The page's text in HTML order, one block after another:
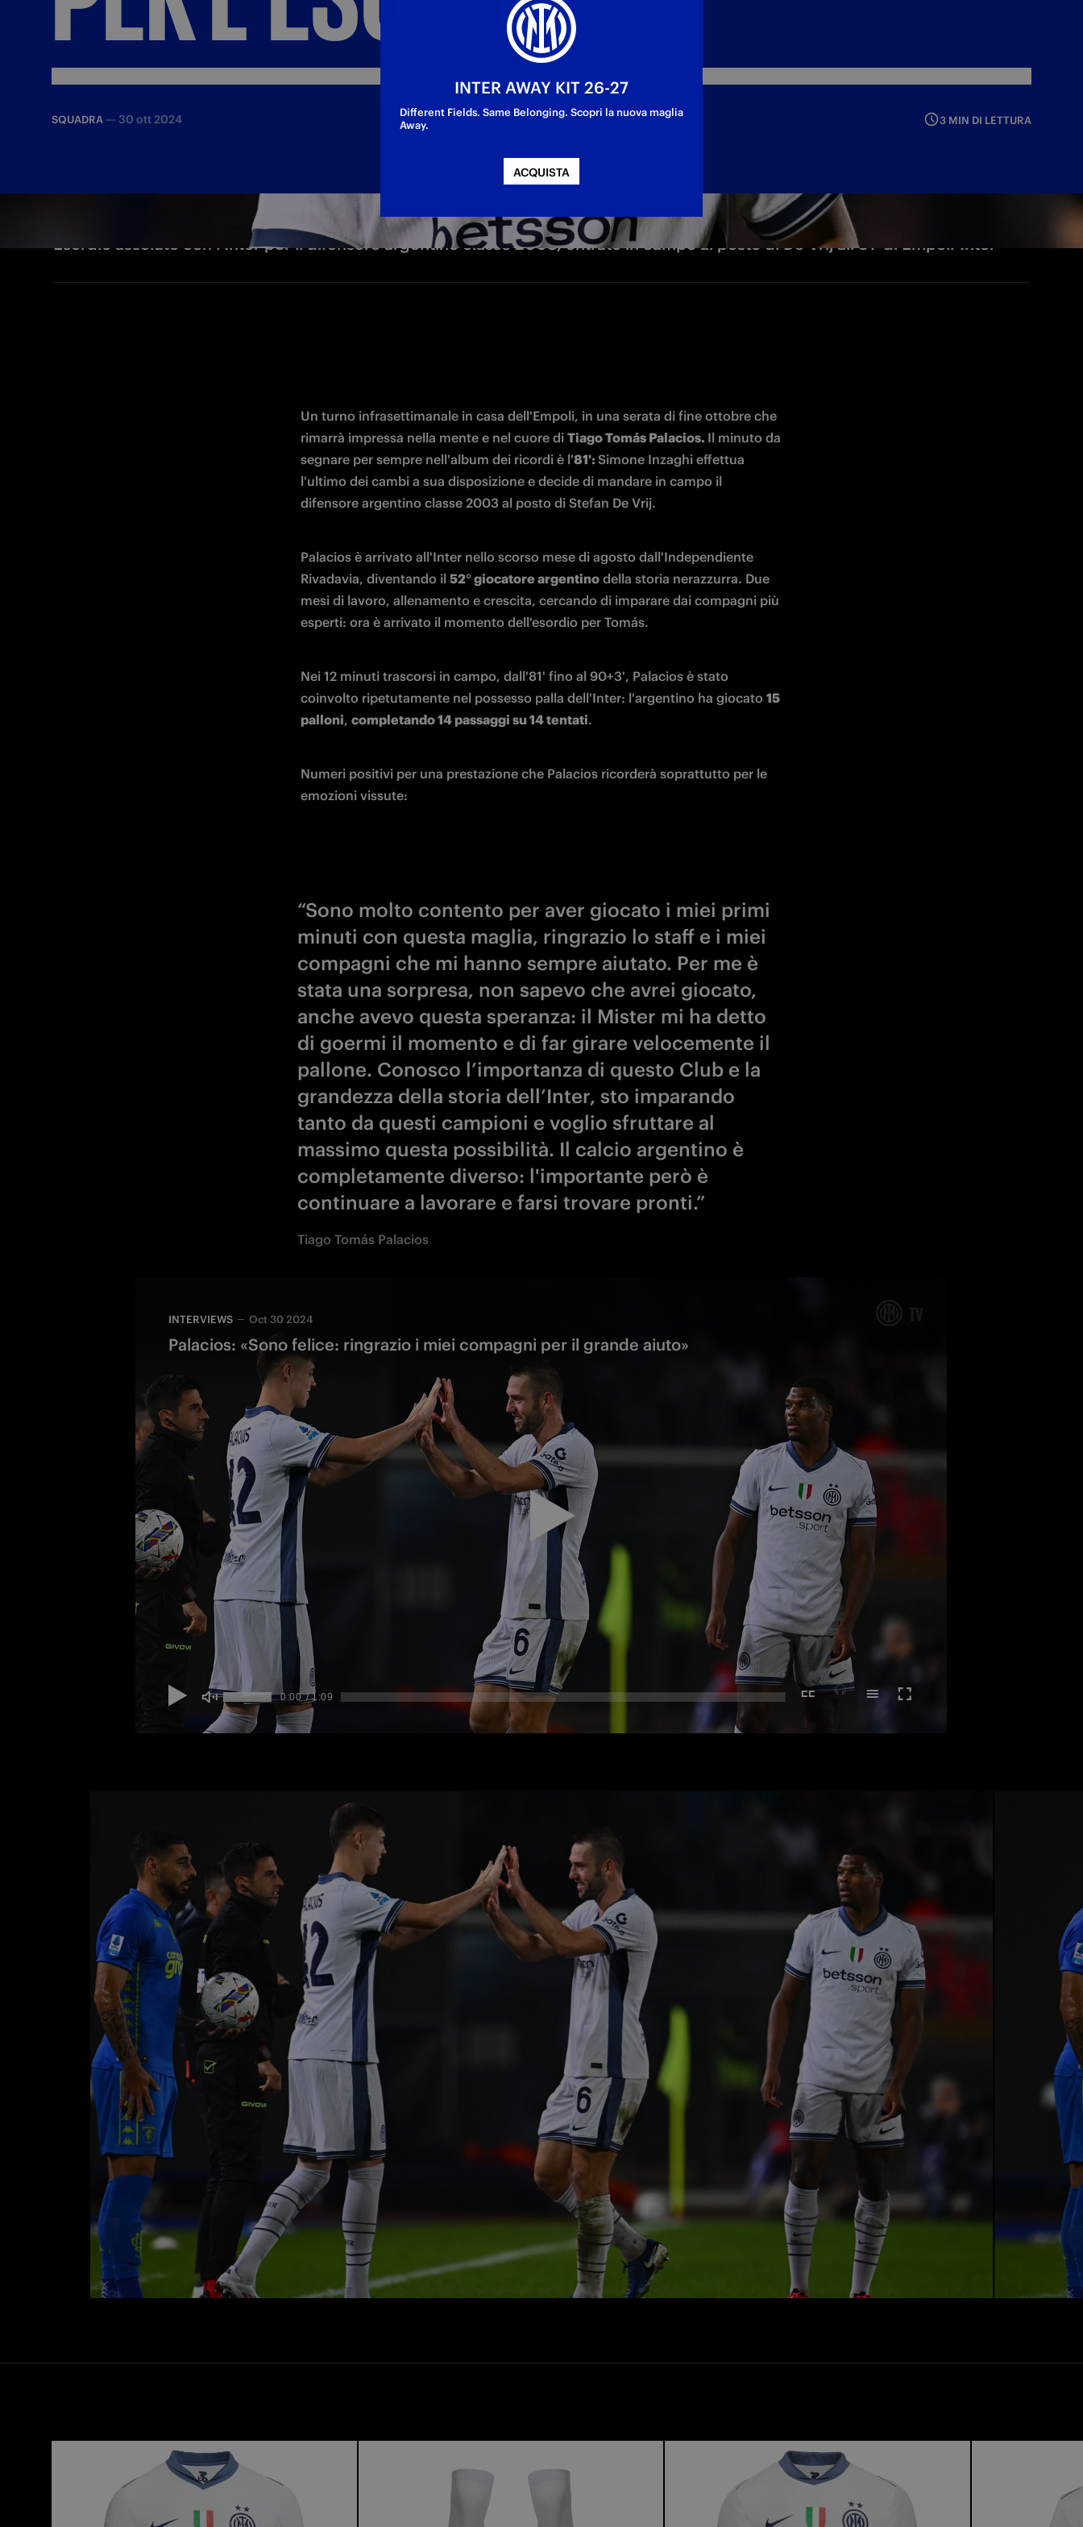
SQUADRA — 30 ott 2024 3 MIN DI LETTURA
Esordio assoluto con l'Inter per il difensore argentino classe 2003, entrato in campo al posto di De Vrij all'81' di Empoli-Inter
Un turno infrasettimanale in casa dell'Empoli, in una serata di fine ottobre che
rimarrà impressa nella mente e nel cuore di Tiago Tomás Palacios. Il minuto da
segnare per sempre nell'album dei ricordi è l'81': Simone Inzaghi effettua
l'ultimo dei cambi a sua disposizione e decide di mandare in campo il
difensore argentino classe 2003 al posto di Stefan De Vrij.
Palacios è arrivato all'Inter nello scorso mese di agosto dall'Independiente
Rivadavia, diventando il 52° giocatore argentino della storia nerazzurra. Due
mesi di lavoro, allenamento e crescita, cercando di imparare dai compagni più
esperti: ora è arrivato il momento dell'esordio per Tomás.
Nei 12 minuti trascorsi in campo, dall'81' fino al 90+3', Palacios è stato
coinvolto ripetutamente nel possesso palla dell'Inter: l'argentino ha giocato 15
palloni, completando 14 passaggi su 14 tentati.
Numeri positivi per una prestazione che Palacios ricorderà soprattutto per le
emozioni vissute:
“Sono molto contento per aver giocato i miei primi
minuti con questa maglia, ringrazio lo staff e i miei
compagni che mi hanno sempre aiutato. Per me è
stata una sorpresa, non sapevo che avrei giocato,
anche avevo questa speranza: il Mister mi ha detto
di goermi il momento e di far girare velocemente il
pallone. Conosco l’importanza di questo Club e la
grandezza della storia dell’Inter, sto imparando
tanto da questi campioni e voglio sfruttare al
massimo questa possibilità. Il calcio argentino è
completamente diverso: l'importante però è
continuare a lavorare e farsi trovare pronti.”
Tiago Tomás Palacios
INTERVIEWS Oct 30 2024
Palacios: «Sono felice: ringrazio i miei compagni per il grande aiuto»
INTER AWAY KIT 26-27
Different Fields. Same Belonging. Scopri la nuova maglia
Away.
ACQUISTA